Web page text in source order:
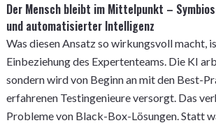
Der Mensch bleibt im Mittelpunkt –
und automatisierter Intelligenz
Was diesen Ansatz so wirkungsvoll macht,
Einbeziehung des Expertenteams. Die KI
sondern wird von Beginn an mit den Best-
erfahrenen Testingenieure versorgt. Das
Probleme von Black-Box-Lösungen. Statt